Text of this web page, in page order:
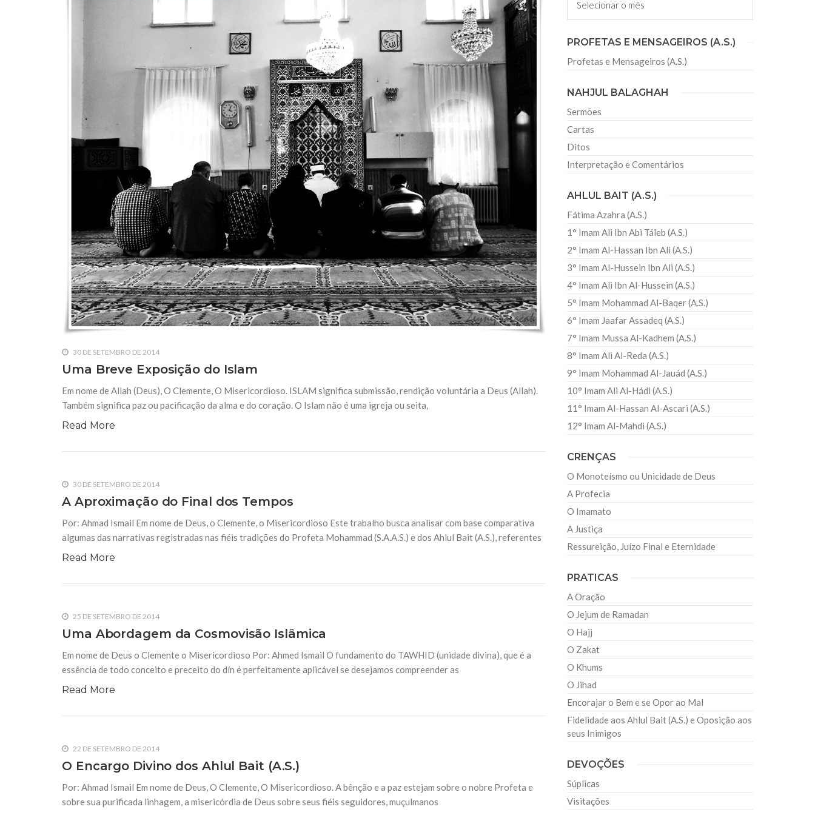
A Unicidade Divina e seus Fundamentos
Por: Ahmed Ismail TAWHID é a essência e a fonte primordial dos princípios do
Dín. Assim como o universo em sua totalidade e em cada uma de sua partes é um
30 DE SETEMBRO DE 2014
Islam – Aspectos Gerais
O Calendário Islâmico O calendário islâmico consiste em doze meses lunares
(que se iniciam com o surgimento de cada lua nova) que possuem 29 ou 30 dias,
sendo portanto um calendário móvel em relação ao
30 DE SETEMBRO DE 2014
Uma Breve Exposição do Islam
Em nome de Allah (Deus), O Clemente, O Misericordioso. ISLAM significa submissão, rendição voluntária a Deus (Allah).
Também significa paz ou pacificação da alma e do coração. O Islam não é uma igreja ou seita,
Read More
30 DE SETEMBRO DE 2014
A Aproximação do Final dos Tempos
Por: Ahmad Ismail Em nome de Deus, o Clemente, o Misericordioso Este trabalho busca analisar com base comparativa
algumas das narrativas registradas nas fiéis tradições do Profeta Mohammad (S.A.A.S.) e dos Ahlul Bait (A.S.), referentes
Read More
25 DE SETEMBRO DE 2014
Uma Abordagem da Cosmovisão Islâmica
Em nome de Deus o Clemente o Misericordioso Por: Ahmed Ismail O fundamento do TAWHID (unidade divina), que é a
essência de todo conceito e preceito do dín é perfeitamente aplicável se desejamos compreender as
Read More
22 DE SETEMBRO DE 2014
O Encargo Divino dos Ahlul Bait (A.S.)
Por: Ahmad Ismail Em nome de Deus, O Clemente, O Misericordioso. A bênção e a paz estejam sobre o nobre Profeta e
sobre sua purificada linhagem, a misericórdia de Deus sobre seus fiéis seguidores, muçulmanos
PROFETAS E MENSAGEIROS (A.S.)
Profetas e Mensageiros (A.S.)
NAHJUL BALAGHAH
Sermões
Cartas
Ditos
Interpretação e Comentários
AHLUL BAIT (A.S.)
Fátima Azahra (A.S.)
1° Imam Ali Ibn Abi Táleb (A.S.)
2° Imam Al-Hassan Ibn Ali (A.S.)
3° Imam Al-Hussein Ibn Ali (A.S.)
4° Imam Ali Ibn Al-Hussein (A.S.)
5° Imam Mohammad Al-Baqer (A.S.)
6° Imam Jaafar Assadeq (A.S.)
7° Imam Mussa Al-Kadhem (A.S.)
8° Imam Ali Al-Reda (A.S.)
9° Imam Mohammad Al-Jauád (A.S.)
10° Imam Ali Al-Hádi (A.S.)
11° Imam Al-Hassan Al-Ascari (A.S.)
12° Imam Al-Mahdi (A.S.)
CRENÇAS
O Monoteísmo ou Unicidade de Deus
A Profecia
O Imamato
A Justiça
Ressureição, Juízo Final e Eternidade
PRATICAS
A Oração
O Jejum de Ramadan
O Hajj
O Zakat
O Khums
O Jihad
Encorajar o Bem e se Opor ao Mal
Fidelidade aos Ahlul Bait (A.S.) e Oposição aos
seus Inimigos
DEVOÇÕES
Súplicas
Visitações